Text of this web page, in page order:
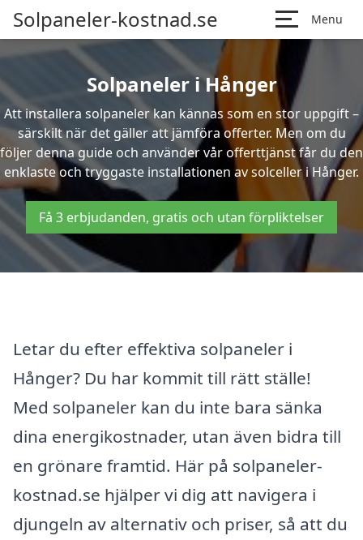
Solpaneler-kostnad.se Menu
Solpaneler i Hånger
Att installera solpaneler kan kännas som en stor uppgift –
särskilt när det gäller att jämföra offerter. Men om du
följer denna guide och använder vår offerttjänst får du den
enklaste och tryggaste installationen av solceller i Hånger.
Få 3 erbjudanden, gratis och utan förpliktelser
Letar du efter effektiva solpaneler i
Hånger? Du har kommit till rätt ställe!
Med solpaneler kan du inte bara sänka
dina energikostnader, utan även bidra till
en grönare framtid. Här på solpaneler-
kostnad.se hjälper vi dig att navigera i
djungeln av alternativ och priser, så att du